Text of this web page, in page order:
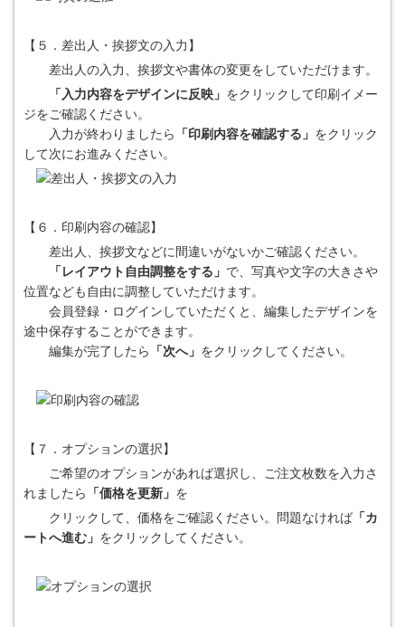
【５．差出人・挨拶文の入力】
差出人の入力、挨拶文や書体の変更をしていただけます。
「入力内容をデザインに反映」 をクリックして印刷イメー
ジをご確認ください。
入力が終わりましたら
「印刷内容を確認する」 をクリック
して次にお進みください。
【６．印刷内容の確認】
差出人、挨拶文などに間違いがないかご確認ください。
「レイアウト自由調整をする」 で、写真や文字の大きさや
位置なども自由に調整していただけます。
会員登録・ログインしていただくと、編集したデザインを
途中保存することができます。
編集が完了したら
「次へ」 をクリックしてください。
【７．オプションの選択】
ご希望のオプションがあれば選択し、ご注文枚数を入力さ
れましたら
「価格を更新」 を
クリックして、価格をご確認ください。問題なければ 「カ
ートへ進む」 をクリックしてください。